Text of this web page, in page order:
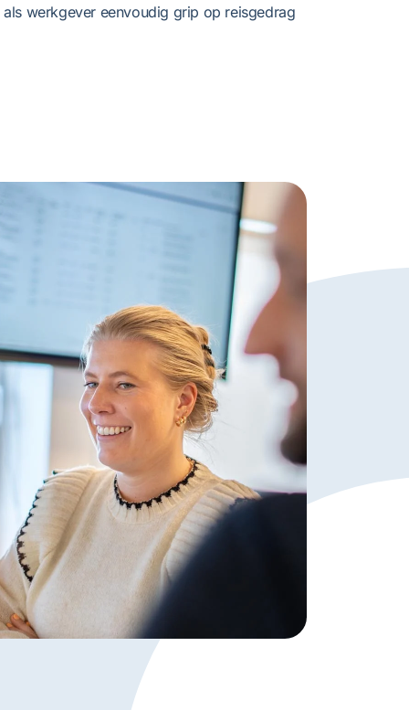
werkgever eenvoudig grip op reisgedrag